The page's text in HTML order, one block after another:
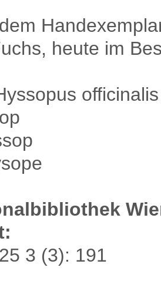
heute im
officinalis
3 (3): 191